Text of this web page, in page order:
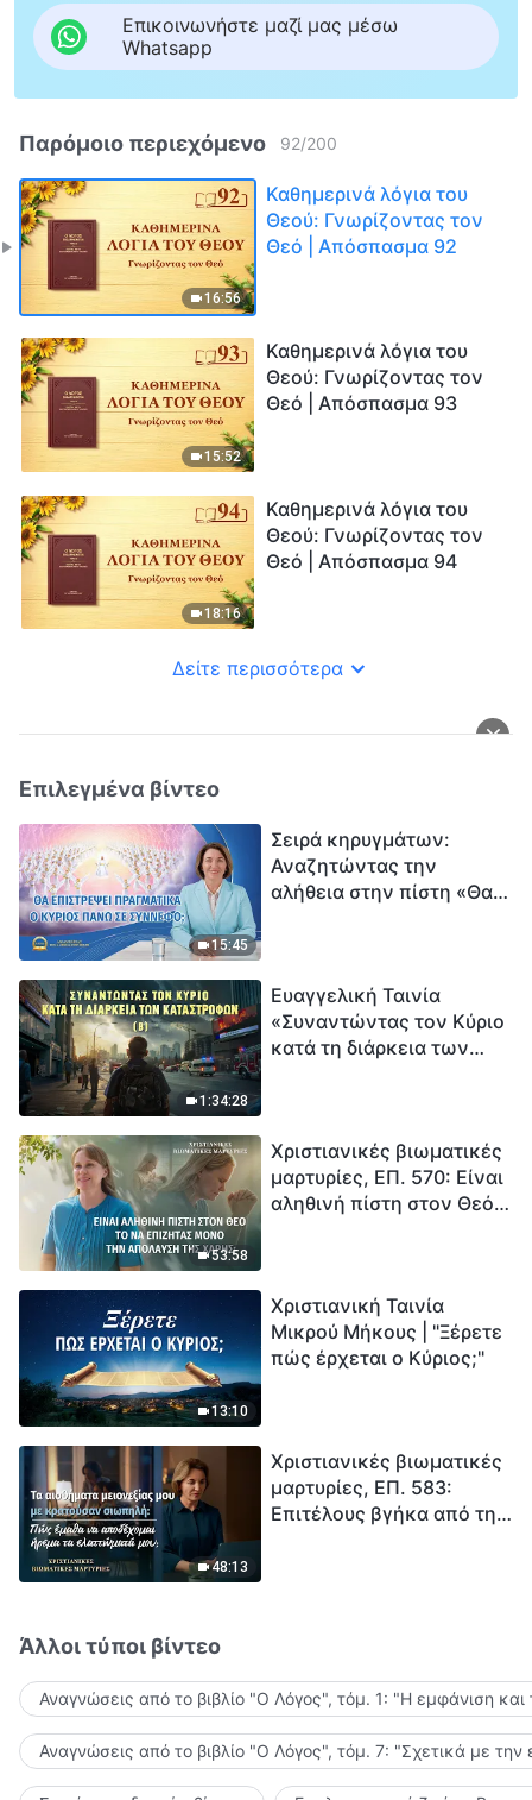
Επικοινωνήστε μαζί μας μέσω
Whatsapp
Παρόμοιο περιεχόμενο 92/200
16:56
Καθημερινά λόγια του
Θεού: Γνωρίζοντας τον
Θεό | Απόσπασμα 92
15:52
Καθημερινά λόγια του
Θεού: Γνωρίζοντας τον
Θεό | Απόσπασμα 93
18:16
Καθημερινά λόγια του
Θεού: Γνωρίζοντας τον
Θεό | Απόσπασμα 94
Δείτε περισσότερα
Επιλεγμένα βίντεο
15:45
Σειρά κηρυγμάτων:
Αναζητώντας την
αλήθεια στην πίστη «Θα
1:34:28
Ευαγγελική Ταινία
«Συναντώντας τον Κύριο
κατά τη διάρκεια των
εξαφάνισης». Οι
καταστροφές χτυπούν.
Ξεκινά η αντίστροφη
53:58
Χριστιανικές βιωματικές
μαρτυρίες, ΕΠ. 570: Είναι
αληθινή πίστη στον Θεό
13:10
Χριστιανική Ταινία
Μικρού Μήκους | "Ξέρετε
πώς έρχεται ο Κύριος;"
48:13
Χριστιανικές βιωματικές
μαρτυρίες, ΕΠ. 583:
Επιτέλους βγήκα από τη
Άλλοι τύποι βίντεο
Αναγνώσεις από το βιβλίο "Ο Λόγος", τόμ. 1: "Η εμφάνιση
Αναγνώσεις από το βιβλίο "Ο Λόγος", τόμ. 7: "Σχετικά με την